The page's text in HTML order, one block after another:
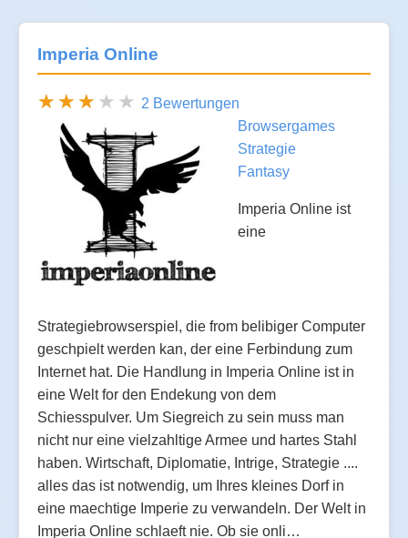
Imperia Online
2 Bewertungen
Browsergames
Strategie
Fantasy
Imperia Online ist
eine
Strategiebrowserspiel, die from belibiger Computer
geschpielt werden kan, der eine Ferbindung zum
Internet hat. Die Handlung in Imperia Online ist in
eine Welt for den Endekung von dem
Schiesspulver. Um Siegreich zu sein muss man
nicht nur eine vielzahltige Armee und hartes Stahl
haben. Wirtschaft, Diplomatie, Intrige, Strategie ....
alles das ist notwendig, um Ihres kleines Dorf in
eine maechtige Imperie zu verwandeln. Der Welt in
Imperia Online schlaeft nie. Ob sie onli…